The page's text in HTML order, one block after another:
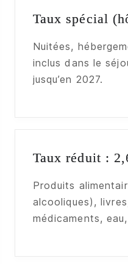
Taux spécial
Nuitées,
inclus dans le
jusqu’en 2027.
Taux réduit :
Produits
alcooliques),
médicaments,